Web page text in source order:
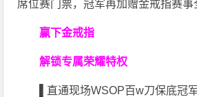
席位赛门票，冠军再加赠金戒指赛事
赢下金戒指
解锁专属荣耀特权
直通现场WSOP百w刀保底冠